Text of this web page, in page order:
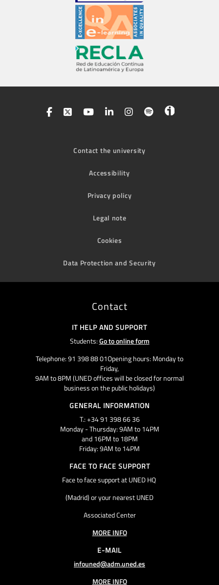
Contact the university
Accessibility
Privacy policy
Legal note
Cookies
Data Protection and Security
Contact
IT HELP AND SUPPORT
Students:Go to online form
Telephone: 91 398 88 01Opening hours: Monday to
Friday,
9AM to 8PM (UNED offices will be closed for normal
business on the public holidays)
GENERAL INFORMATION
T.: +34 91 398 66 36
Monday - Thursday: 9AM to 14PM
and 16PM to 18PM
Friday: 9AM to 14PM
FACE TO FACE SUPPORT
Face to face support at UNED HQ
(Madrid) or your nearest UNED
Associated Center
MORE INFO
E-MAIL
infouned@adm.uned.es
MORE INFO